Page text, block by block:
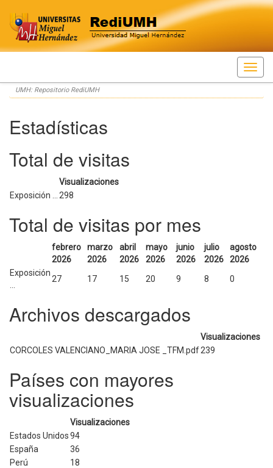
Skip
navigation
UMH: Repositorio RediUMH
Estadísticas
Total de visitas
Visualizaciones
Exposición ...
298
Total de visitas por mes
febrero
2026
marzo
2026
abril
2026
mayo
2026
junio
2026
julio
2026
agosto
2026
Exposición
27 17 15 20 9 8 0
Archivos descargados
Visualizaciones
CORCOLES VALENCIANO_MARIA JOSE _TFM.pdf239
Países con mayores
visualizaciones
Visualizaciones
Estados Unidos94
España
36
Perú
18